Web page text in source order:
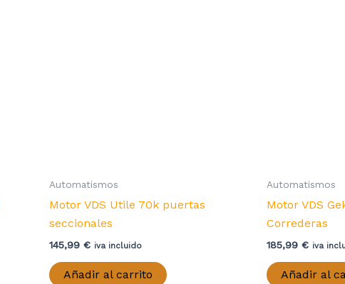
Automatismos
Motor VDS Utile 70k puertas
seccionales
145,99 € iva incluido
Añadir al carrito
Automatismos
Motor VDS
Correderas
185,99 € iva
Añadir al